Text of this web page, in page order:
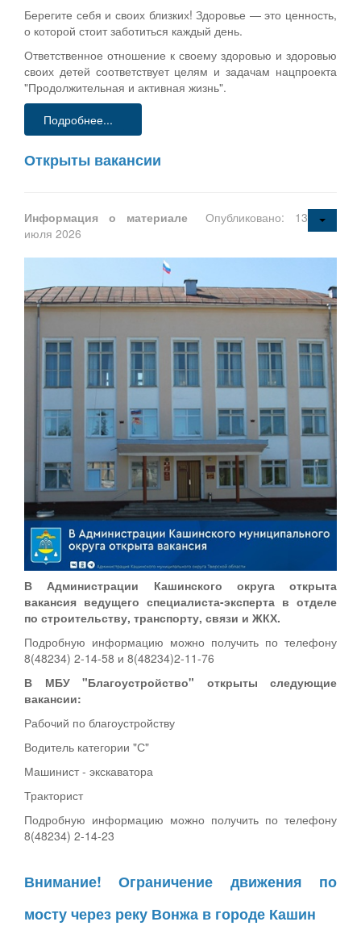
Берегите себя и своих близких! Здоровье — это ценность,
о которой стоит заботиться каждый день.
Ответственное отношение к своему здоровью и здоровью
своих детей соответствует целям и задачам нацпроекта
"Продолжительная и активная жизнь".
Подробнее...
Открыты вакансии
Информация о материале
Опубликовано: 13
июля 2026
В Администрации Кашинского округа открыта
вакансия ведущего специалиста-эксперта в отделе
по строительству, транспорту, связи и ЖКХ.
Подробную информацию можно получить по телефону
8(48234) 2-14-58 и 8(48234)2-11-76
В МБУ "Благоустройство" открыты следующие
вакансии:
Рабочий по благоустройству
Водитель категории "С"
Машинист - экскаватора
Тракторист
Подробную информацию можно получить по телефону
8(48234) 2-14-23
Внимание! Ограничение движения по
мосту через реку Вонжа в городе Кашин